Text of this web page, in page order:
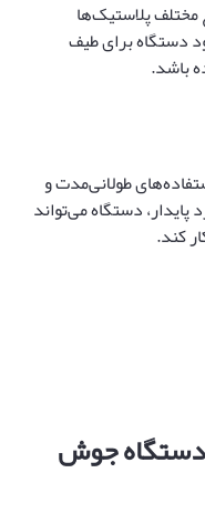
مختلف پلاستیک‌ها
دستگاه برای طیف
باشد.
طولانی‌مدت و
پایدار، دستگاه می‌تواند
کند.
دستگاه جوش